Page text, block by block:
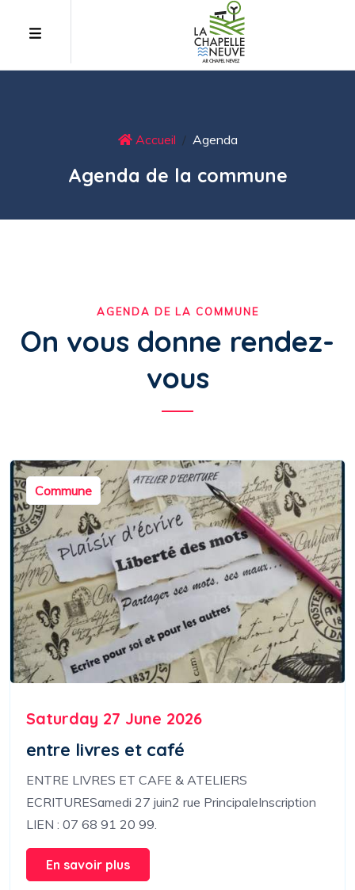
Accueil Agenda
Agenda de la commune
AGENDA DE LA COMMUNE
On vous donne rendez-
vous
Commune
Saturday 27 June 2026
entre livres et café
ENTRE LIVRES ET CAFE & ATELIERS
ECRITURESamedi 27 juin2 rue PrincipaleInscription
LIEN : 07 68 91 20 99.
En savoir plus